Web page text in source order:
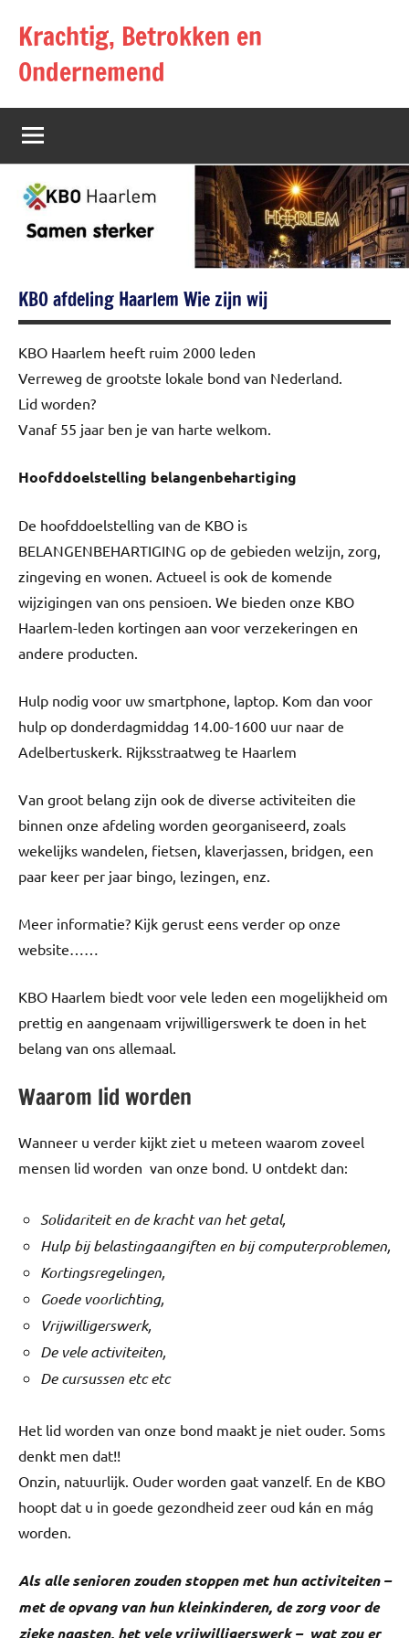
inhoud
Krachtig, Betrokken en
Ondernemend
KBO afdeling Haarlem Wie zijn wij
KBO Haarlem heeft ruim 2000 leden
Verreweg de grootste lokale bond van Nederland.
Lid worden?
Vanaf 55 jaar ben je van harte welkom.
Hoofddoelstelling belangenbehartiging
De hoofddoelstelling van de KBO is
BELANGENBEHARTIGING op de gebieden welzijn, zorg,
zingeving en wonen. Actueel is ook de komende
wijzigingen van ons pensioen. We bieden onze KBO
Haarlem-leden kortingen aan voor verzekeringen en
andere producten.
Hulp nodig voor uw smartphone, laptop. Kom dan voor
hulp op donderdagmiddag 14.00-1600 uur naar de
Adelbertuskerk. Rijksstraatweg te Haarlem
Van groot belang zijn ook de diverse activiteiten die
binnen onze afdeling worden georganiseerd, zoals
wekelijks wandelen, fietsen, klaverjassen, bridgen, een
paar keer per jaar bingo, lezingen, enz.
Meer informatie? Kijk gerust eens verder op onze
website……
KBO Haarlem biedt voor vele leden een mogelijkheid om
prettig en aangenaam vrijwilligerswerk te doen in het
belang van ons allemaal.
Waarom lid worden
Wanneer u verder kijkt ziet u meteen waarom zoveel
mensen lid worden van onze bond. U ontdekt dan:
Solidariteit en de kracht van het getal,
Hulp bij belastingaangiften en bij computerproblemen,
Kortingsregelingen,
Goede voorlichting,
Vrijwilligerswerk,
De vele activiteiten,
De cursussen etc etc
Het lid worden van onze bond maakt je niet ouder. Soms
denkt men dat!!
Onzin, natuurlijk. Ouder worden gaat vanzelf. En de KBO
hoopt dat u in goede gezondheid zeer oud kán en mág
worden.
Als alle senioren zouden stoppen met hun activiteiten –
met de opvang van hun kleinkinderen, de zorg voor de
zieke naasten, het vele vrijwilligerswerk – wat zou er